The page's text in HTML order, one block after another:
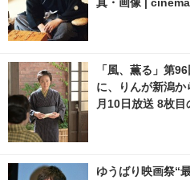
「風、薫る」第
に、りんが新潟
月10日放送 8枚
ゆうばり映画祭“